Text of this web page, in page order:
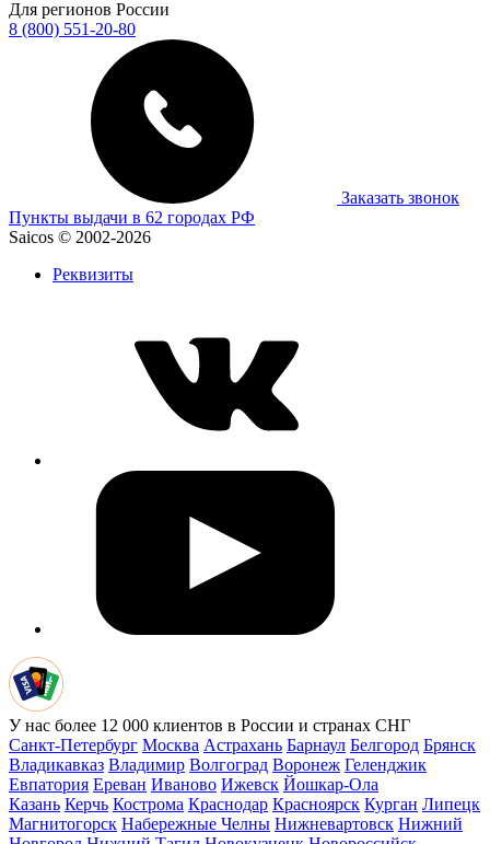
Для регионов России
8 (800) 551-20-80
Заказать звонок
Пункты выдачи в 62 городах РФ
Saicos © 2002-2026
Реквизиты
У нас более 12 000 клиентов в России и странах СНГ
Санкт-Петербург Москва Астрахань Барнаул Белгород Брянск
Владикавказ Владимир Волгоград Воронеж Геленджик
Евпатория Ереван Иваново Ижевск Йошкар-Ола
Казань Керчь Кострома Краснодар Красноярск Курган Липецк
Магнитогорск Набережные Челны Нижневартовск Нижний